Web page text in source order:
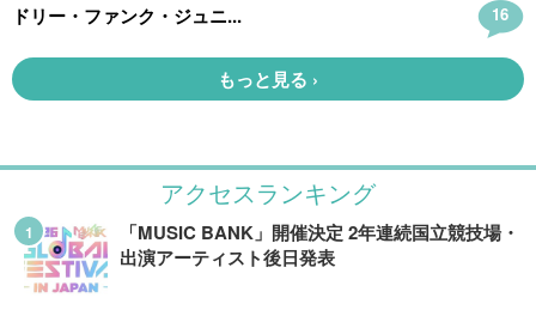
アクセスランキング
「MUSIC BANK」開催決定 2年連続国立競技場・
出演アーティスト後日発表